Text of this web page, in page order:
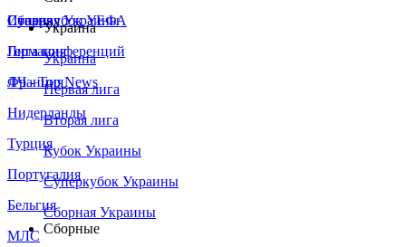
Сборная Украины
Италия
Германия
Франция
Нидерланды
Турция
Португалия
Бельгия
МЛС
Суперкубок УЕФА
Лига конференций
ЛЧ - Top News
Украина
Украина
Первая лига
Вторая лига
Кубок Украины
Суперкубок Украины
Сборная Украины
Сборные